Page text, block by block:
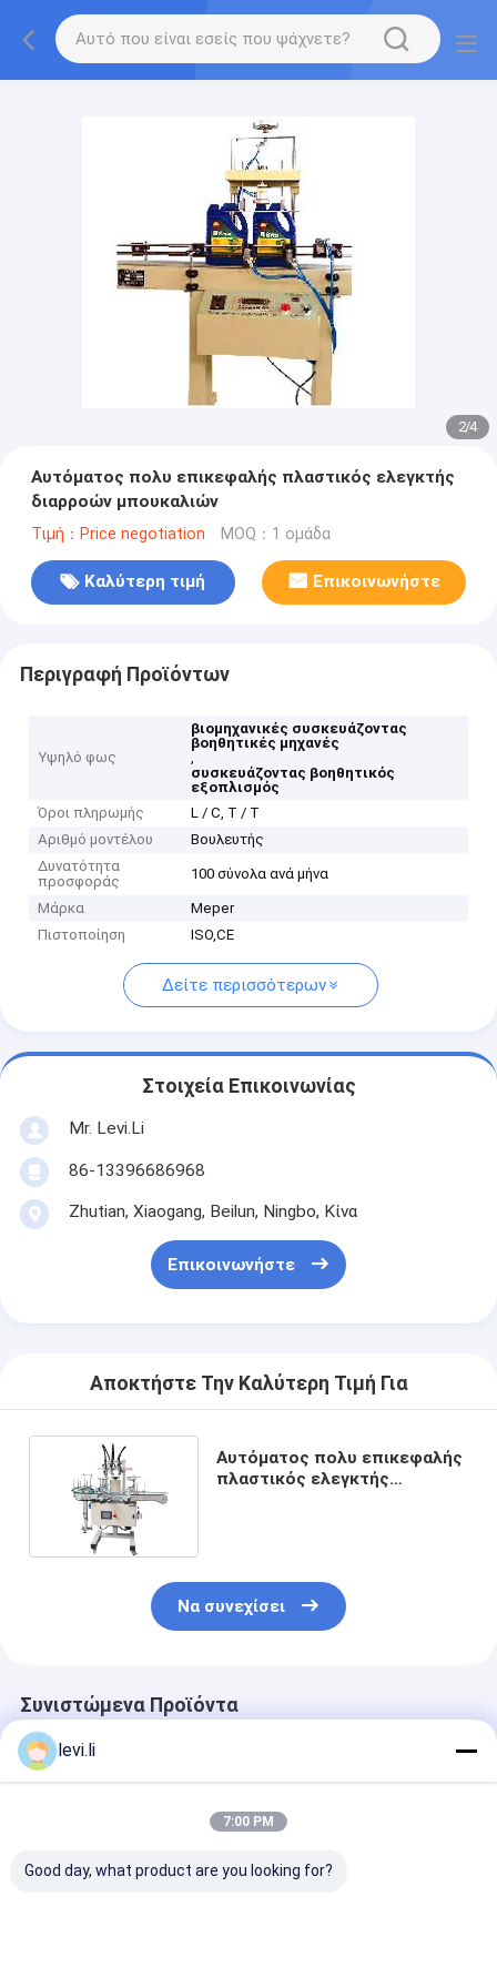
2/4
Αυτόματος πολυ επικεφαλής πλαστικός ελεγκτής
διαρροών μπουκαλιών
Τιμή：Price negotiation MOQ：1 ομάδα
Καλύτερη τιμή Επικοινωνήστε
Περιγραφή Προϊόντων
Υψηλό φως
βιομηχανικές συσκευάζοντας
βοηθητικές μηχανές
,
συσκευάζοντας βοηθητικός
εξοπλισμός
Όροι πληρωμής
L / C, T / T
Αριθμό μοντέλου
Βουλευτής
Δυνατότητα
προσφοράς
100 σύνολα ανά μήνα
Μάρκα
Meper
Πιστοποίηση
ISO,CE
Δείτε περισσότερων
Στοιχεία Επικοινωνίας
Mr. Levi.Li
86-13396686968
Zhutian, Xiaogang, Beilun, Ningbo, Κίνα
Επικοινωνήστε
Αποκτήστε Την Καλύτερη Τιμή Για
Αυτόματος πολυ επικεφαλής
πλαστικός ελεγκτής
Να συνεχίσει
Συνιστώμενα Προϊόντα
levi.li
7:00 PM
Good day, what product are you looking for?